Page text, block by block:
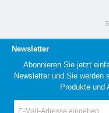
Newsletter
Abonnieren Sie jetzt
Newsletter und Sie werden
Produkte und